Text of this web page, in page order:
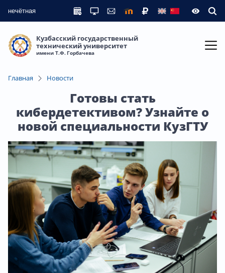
нечётная
Кузбасский государственный
технический университет
имени Т.Ф. Горбачева
Главная Новости
Готовы стать
кибердетективом? Узнайте о
новой специальности КузГТУ